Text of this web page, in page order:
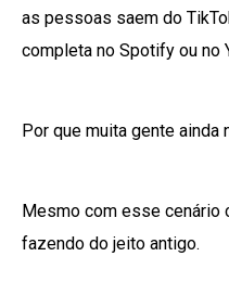
as pessoas saem do
completa no Spotify ou no
Por que muita gente ainda
Mesmo com esse cenário
fazendo do jeito antigo.